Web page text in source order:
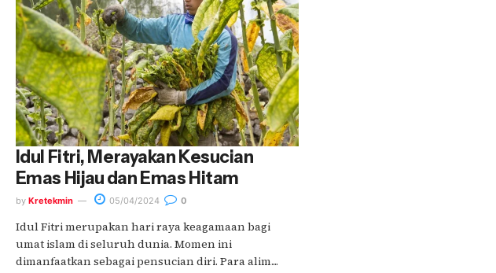
Idul Fitri, Merayakan Kesucian
Emas Hijau dan Emas Hitam
by Kretekmin 05/04/2024 0
Idul Fitri merupakan hari raya keagamaan bagi
umat islam di seluruh dunia. Momen ini
dimanfaatkan sebagai pensucian diri. Para alim....